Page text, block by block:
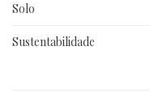
Solo
Sustentabilidade